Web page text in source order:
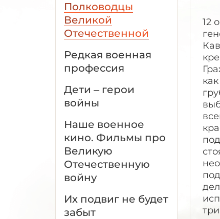
Полководцы
Великой
Отечественной
Редкая военная
профессия
Дети – герои
войны
Наше военное
кино. Фильмы про
Великую
Отечественную
войну
Их подвиг не будет
забыт
12